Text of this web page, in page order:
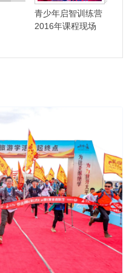
青少年启智训练营
2016年课程现场